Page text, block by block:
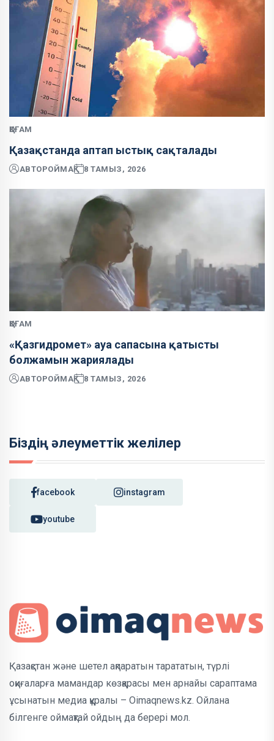
ҚОҒАМ
Қазақстанда аптап ыстық сақталады
АВТОРОЙМАҚ 8 ТАМЫЗ, 2026
ҚОҒАМ
«Қазгидромет» ауа сапасына қатысты
болжамын жариялады
АВТОРОЙМАҚ 8 ТАМЫЗ, 2026
Біздің әлеуметтік желілер
facebook instagram
youtube
Қазақстан және шетел ақпаратын тарататын, түрлі
оқиғаларға мамандар көзқарасы мен арнайы сараптама
ұсынатын медиа құралы – Oimaqnews.kz. Ойлана
білгенге оймақтай ойдың да берері мол.